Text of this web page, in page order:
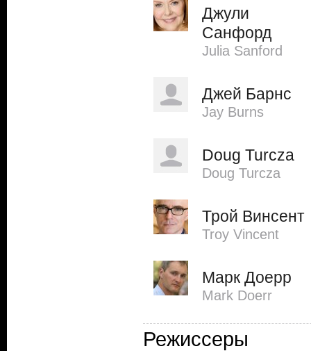
Джули
Санфорд
Julia Sanford
Джей Барнс
Jay Burns
Doug Turcza
Doug Turcza
Трой Винсент
Troy Vincent
Марк Доерр
Mark Doerr
Режиссеры